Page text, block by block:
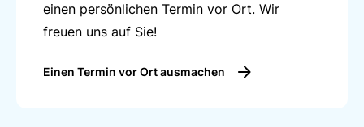
einen persönlichen Termin vor Ort. Wir
freuen uns auf Sie!
Einen Termin vor Ort ausmachen